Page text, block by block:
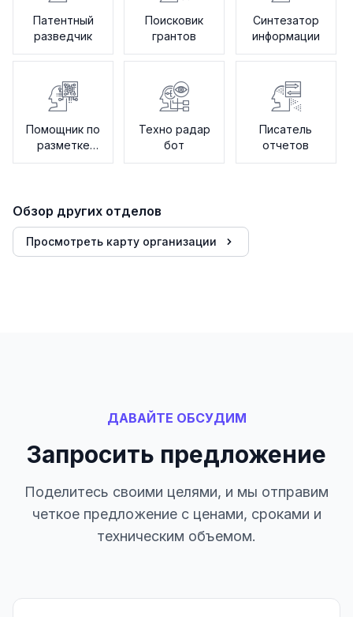
Патентный
разведчик
Поисковик
грантов
Синтезатор
информации
Помощник по
разметке
данных
Техно радар
бот
Писатель
отчетов
Обзор других отделов
Просмотреть карту организации
ДАВАЙТЕ ОБСУДИМ
Запросить предложение
Поделитесь своими целями, и мы отправим
четкое предложение с ценами, сроками и
техническим объемом.